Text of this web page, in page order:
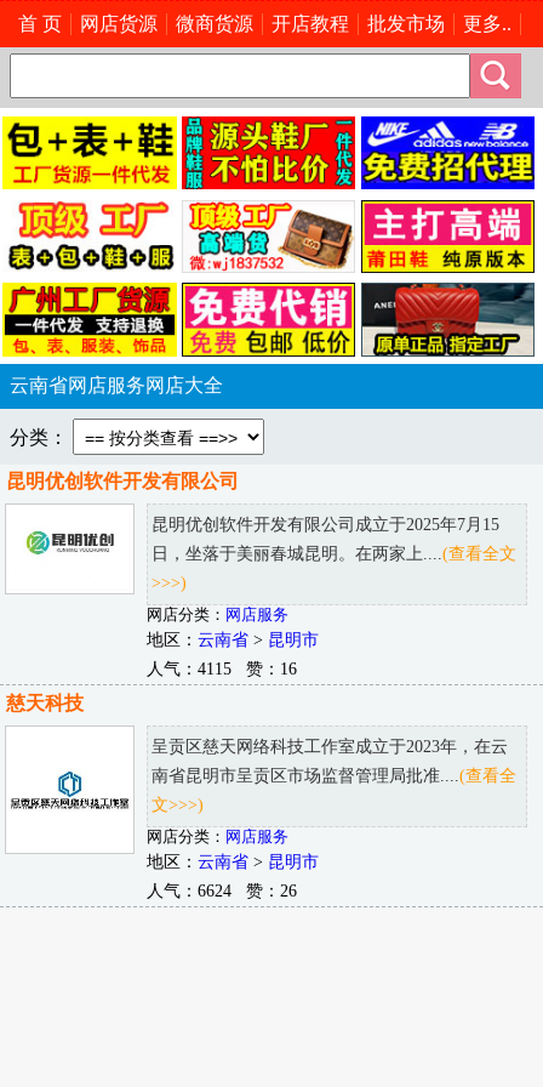
首 页 网店货源 微商货源 开店教程 批发市场 更多..
云南省网店服务网店大全
分类：
昆明优创软件开发有限公司
昆明优创软件开发有限公司成立于2025年7月15
日，坐落于美丽春城昆明。在两家上.... (查看全文
>>>)
网店分类： 网店服务
地区： 云南省> 昆明市
人气：4115 赞：16
慈天科技
呈贡区慈天网络科技工作室成立于2023年，在云
南省昆明市呈贡区市场监督管理局批准.... (查看全
文>>>)
网店分类： 网店服务
地区： 云南省> 昆明市
人气：6624 赞：26